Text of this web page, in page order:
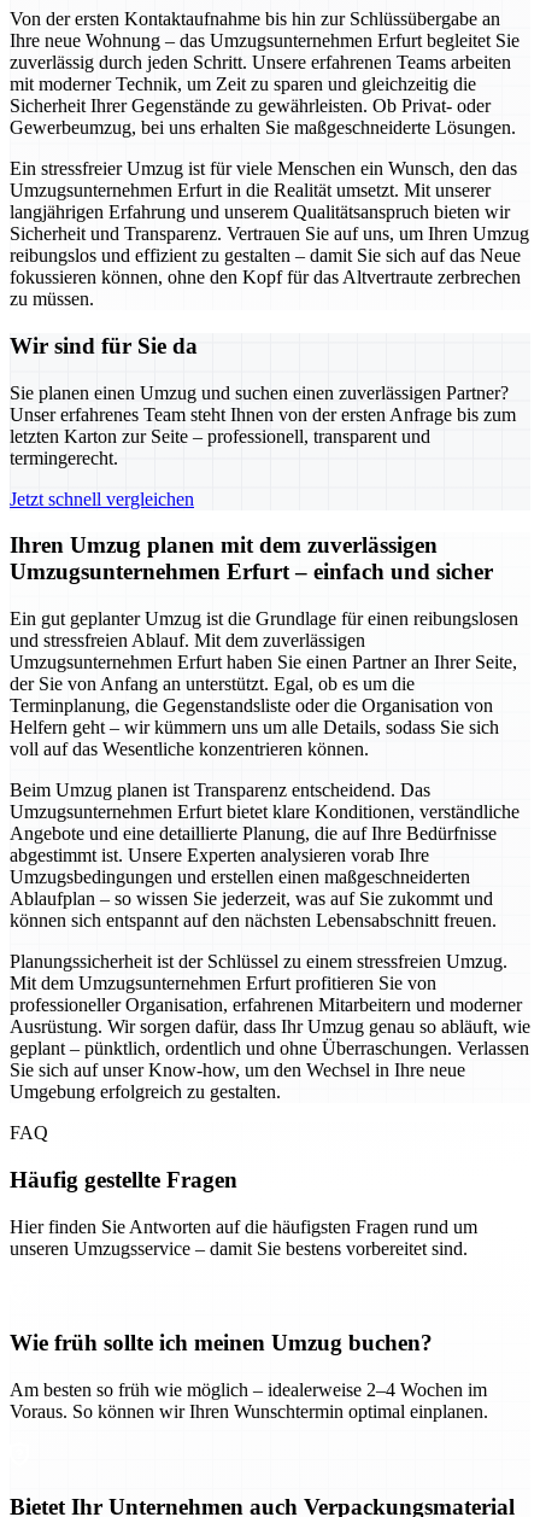
Von der ersten Kontaktaufnahme bis hin zur Schlüssübergabe an
Ihre neue Wohnung – das Umzugsunternehmen Erfurt begleitet Sie
zuverlässig durch jeden Schritt. Unsere erfahrenen Teams arbeiten
mit moderner Technik, um Zeit zu sparen und gleichzeitig die
Sicherheit Ihrer Gegenstände zu gewährleisten. Ob Privat- oder
Gewerbeumzug, bei uns erhalten Sie maßgeschneiderte Lösungen.
Ein stressfreier Umzug ist für viele Menschen ein Wunsch, den das
Umzugsunternehmen Erfurt in die Realität umsetzt. Mit unserer
langjährigen Erfahrung und unserem Qualitätsanspruch bieten wir
Sicherheit und Transparenz. Vertrauen Sie auf uns, um Ihren Umzug
reibungslos und effizient zu gestalten – damit Sie sich auf das Neue
fokussieren können, ohne den Kopf für das Altvertraute zerbrechen
zu müssen.
Wir sind für Sie da
Sie planen einen Umzug und suchen einen zuverlässigen Partner?
Unser erfahrenes Team steht Ihnen von der ersten Anfrage bis zum
letzten Karton zur Seite – professionell, transparent und
termingerecht.
Jetzt schnell vergleichen
Ihren Umzug planen mit dem zuverlässigen
Umzugsunternehmen Erfurt – einfach und sicher
Ein gut geplanter Umzug ist die Grundlage für einen reibungslosen
und stressfreien Ablauf. Mit dem zuverlässigen
Umzugsunternehmen Erfurt haben Sie einen Partner an Ihrer Seite,
der Sie von Anfang an unterstützt. Egal, ob es um die
Terminplanung, die Gegenstandsliste oder die Organisation von
Helfern geht – wir kümmern uns um alle Details, sodass Sie sich
voll auf das Wesentliche konzentrieren können.
Beim Umzug planen ist Transparenz entscheidend. Das
Umzugsunternehmen Erfurt bietet klare Konditionen, verständliche
Angebote und eine detaillierte Planung, die auf Ihre Bedürfnisse
abgestimmt ist. Unsere Experten analysieren vorab Ihre
Umzugsbedingungen und erstellen einen maßgeschneiderten
Ablaufplan – so wissen Sie jederzeit, was auf Sie zukommt und
können sich entspannt auf den nächsten Lebensabschnitt freuen.
Planungssicherheit ist der Schlüssel zu einem stressfreien Umzug.
Mit dem Umzugsunternehmen Erfurt profitieren Sie von
professioneller Organisation, erfahrenen Mitarbeitern und moderner
Ausrüstung. Wir sorgen dafür, dass Ihr Umzug genau so abläuft, wie
geplant – pünktlich, ordentlich und ohne Überraschungen. Verlassen
Sie sich auf unser Know-how, um den Wechsel in Ihre neue
Umgebung erfolgreich zu gestalten.
FAQ
Häufig gestellte Fragen
Hier finden Sie Antworten auf die häufigsten Fragen rund um
unseren Umzugsservice – damit Sie bestens vorbereitet sind.
Wie früh sollte ich meinen Umzug buchen?
Am besten so früh wie möglich – idealerweise 2–4 Wochen im
Voraus. So können wir Ihren Wunschtermin optimal einplanen.
Bietet Ihr Unternehmen auch Verpackungsmaterial